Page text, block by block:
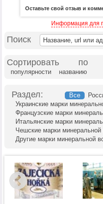
Оставьте свой отзыв и
Информация для
Поиск
Сортировать по
популярности
названию
Раздел: Все
Украинские марки
Французские марки
Итальянские марки
Чешские марки
Другие марки минеральной